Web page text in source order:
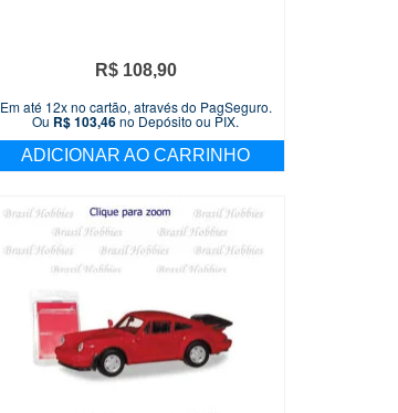
R$108,90
Em até 12x no cartão, através do PagSeguro.
Ou R$103,46no Depósito ou PIX.
ADICIONAR AO CARRINHO